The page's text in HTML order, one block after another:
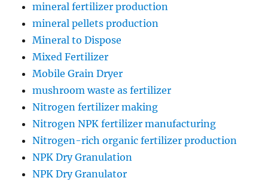
mineral fertilizer production
mineral pellets production
Mineral to Dispose
Mixed Fertilizer
Mobile Grain Dryer
mushroom waste as fertilizer
Nitrogen fertilizer making
Nitrogen NPK fertilizer manufacturing
Nitrogen-rich organic fertilizer production
NPK Dry Granulation
NPK Dry Granulator